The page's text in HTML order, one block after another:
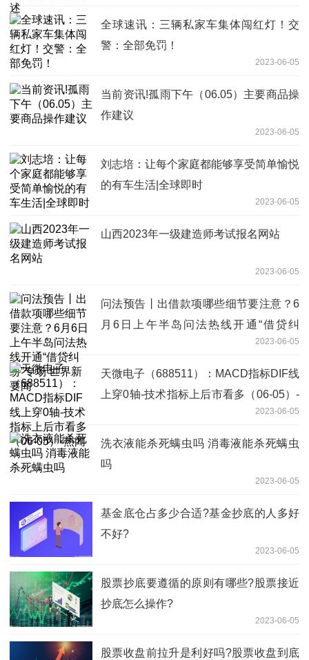
全球速讯：三辆私家车集体闯红灯！交
警：全部免罚！
2023-06-05
当前资讯!孤雨下午（06.05）主要商品操
作建议
2023-06-05
刘志培：让每个家庭都能够享受简单愉悦
的有车生活|全球即时
2023-06-05
山西2023年一级建造师考试报名网站
2023-06-05
问法预告丨出借款项哪些细节要注意？6
月6日上午半岛问法热线开通“借贷纠
2023-06-05
天微电子（688511）：MACD指标DIF线
上穿0轴-技术指标上后市看多（06-05）-
2023-06-05
洗衣液能杀死螨虫吗 消毒液能杀死螨虫
吗
2023-06-05
基金底仓占多少合适?基金抄底的人多好
不好?
2023-06-05
股票抄底要遵循的原则有哪些?股票接近
抄底怎么操作?
2023-06-05
股票收盘前拉升是利好吗?股票收盘到底